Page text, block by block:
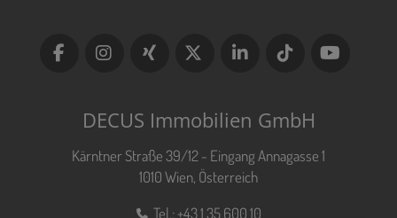
DECUS Immobilien GmbH
Kärntner Straße 39/12 - Eingang Annagasse 1
1010 Wien, Österreich
Tel.:+43 1 35 600 10